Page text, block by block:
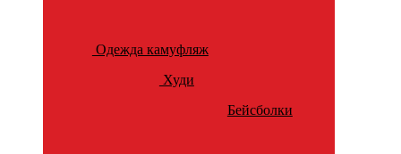
Одежда камуфляж
Худи
Бейсболки